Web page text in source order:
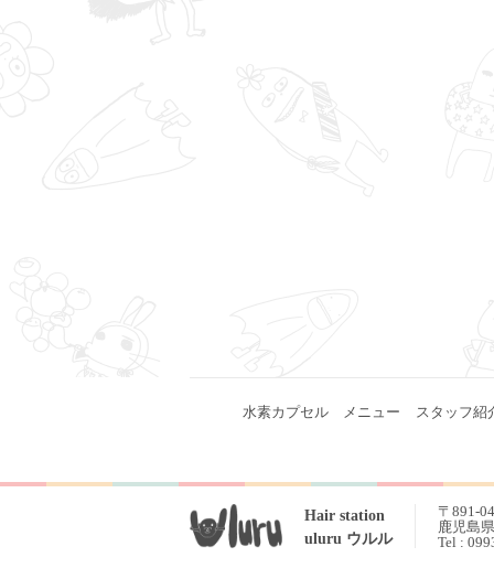
水素カプセル メニュー スタッフ紹
Hair station
uluru ウルル
〒891-
鹿児島
Tel :